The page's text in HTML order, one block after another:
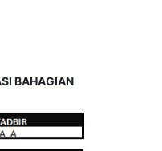
BAHAGIAN